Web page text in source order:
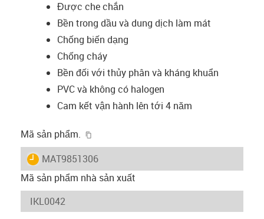
Được che chắn
Bền trong dầu và dung dịch làm mát
Chống biến dạng
Chống cháy
Bền đối với thủy phân và kháng khuẩn
PVC và không có halogen
Cam kết vận hành lên tới 4 năm
Mã sản phẩm.
igus-icon-lieferzeit
MAT9851306
Mã sản phẩm nhà sản xuất